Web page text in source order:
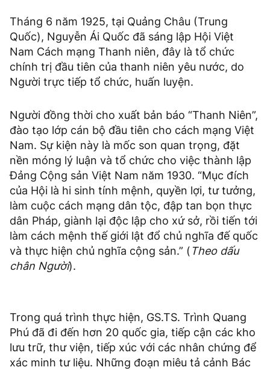
Tháng 6 năm 1925, tại Quảng Châu (Trung
Quốc), Nguyễn Ái Quốc đã sáng lập Hội Việt
Nam Cách mạng Thanh niên, đây là tổ chức
chính trị đầu tiên của thanh niên yêu nước, do
Người trực tiếp tổ chức, huấn luyện.
Người đồng thời cho xuất bản báo “Thanh Niên”,
đào tạo lớp cán bộ đầu tiên cho cách mạng Việt
Nam. Sự kiện này là mốc son quan trọng, đặt
nền móng lý luận và tổ chức cho việc thành lập
Đảng Cộng sản Việt Nam năm 1930. “Mục đích
của Hội là hi sinh tính mệnh, quyền lợi, tư tưởng,
làm cuộc cách mạng dân tộc, đập tan bọn thực
dân Pháp, giành lại độc lập cho xứ sở, rồi tiến tới
làm cách mệnh thế giới lật đổ chủ nghĩa đế quốc
và thực hiện chủ nghĩa cộng sản.” ( Theo dấu
chân Người).
Trong quá trình thực hiện, GS.TS. Trình Quang
Phú đã đi đến hơn 20 quốc gia, tiếp cận các kho
lưu trữ, thư viện, tiếp xúc với các nhân chứng để
xác minh tư liệu. Những đoạn miêu tả cảnh Bác